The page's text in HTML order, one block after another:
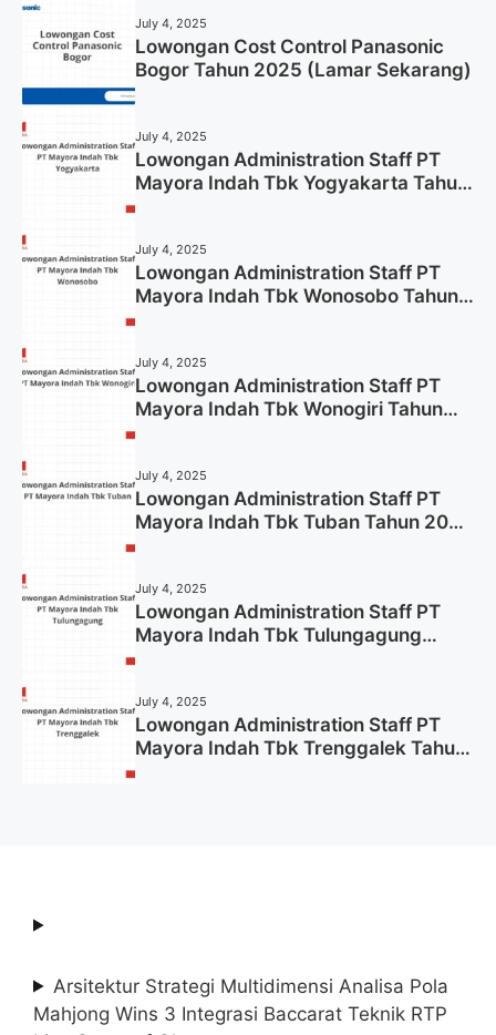
July 4, 2025
Lowongan Cost Control Panasonic
Bogor Tahun 2025 (Lamar Sekarang)
July 4, 2025
Lowongan Administration Staff PT
Mayora Indah Tbk Yogyakarta Tahun
July 4, 2025
Lowongan Administration Staff PT
Mayora Indah Tbk Wonosobo Tahun
July 4, 2025
Lowongan Administration Staff PT
Mayora Indah Tbk Wonogiri Tahun
July 4, 2025
Lowongan Administration Staff PT
Mayora Indah Tbk Tuban Tahun 2025
July 4, 2025
Lowongan Administration Staff PT
Mayora Indah Tbk Tulungagung
July 4, 2025
Lowongan Administration Staff PT
Mayora Indah Tbk Trenggalek Tahun
Arsitektur Strategi Multidimensi Analisa Pola
Mahjong Wins 3 Integrasi Baccarat Teknik RTP